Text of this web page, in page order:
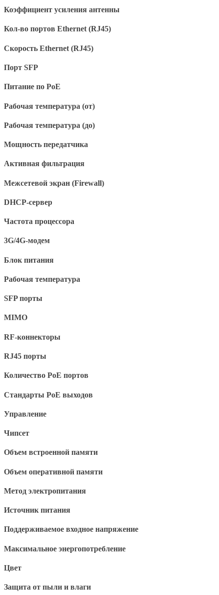
Коэффициент усиления антенны
Кол-во портов Ethernet (RJ45)
Скорость Ethernet (RJ45)
Порт SFP
Питание по PoE
Рабочая температура (от)
Рабочая температура (до)
Мощность передатчика
Активная фильтрация
Межсетевой экран (Firewall)
DHCP-сервер
Частота процессора
3G/4G-модем
Блок питания
Рабочая температура
SFP порты
MIMO
RF-коннекторы
RJ45 порты
Количество PoE портов
Стандарты PoE выходов
Управление
Чипсет
Объем встроенной памяти
Объем оперативной памяти
Метод электропитания
Источник питания
Поддерживаемое входное напряжение
Максимальное энергопотребление
Цвет
Защита от пыли и влаги